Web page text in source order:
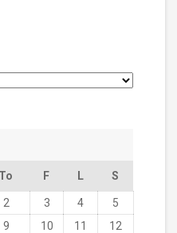
To F L S
2 3 4
5
9 10 11
12